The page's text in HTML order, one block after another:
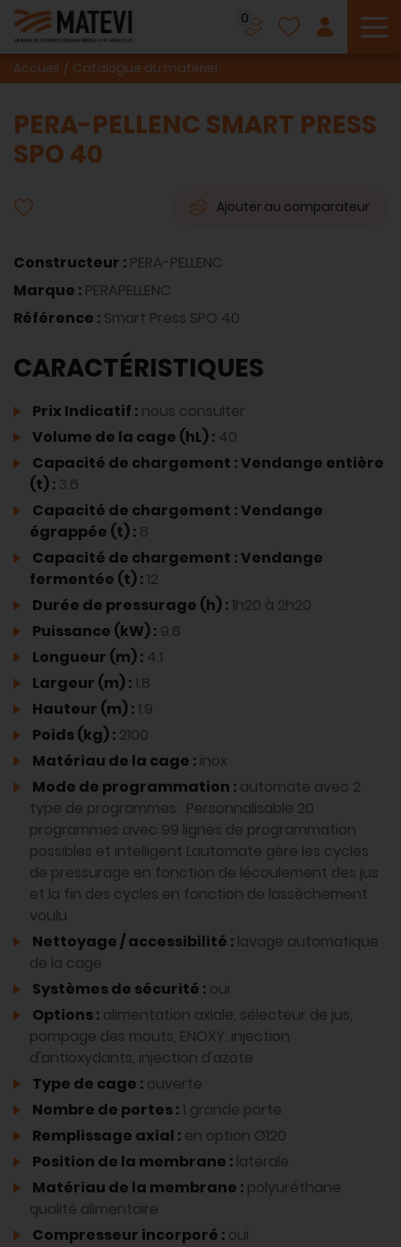
0
Accueil Catalogue du matériel
PERA-PELLENC SMART PRESS
SPO 40
Ajouter au comparateur
Constructeur : PERA-PELLENC
Marque : PERAPELLENC
Référence : Smart Press SPO 40
CARACTÉRISTIQUES
Prix Indicatif : nous consulter
Volume de la cage (hL) : 40
Capacité de chargement : Vendange entière
(t) : 3.6
Capacité de chargement : Vendange
égrappée (t) : 8
Capacité de chargement : Vendange
fermentée (t) :12
Durée de pressurage (h) :1h20 à 2h20
Puissance (kW) : 9.8
Longueur (m) : 4.1
Largeur (m) :1.8
Hauteur (m) :1.9
Poids (kg) : 2100
Matériau de la cage : inox
Mode de programmation : automate avec 2
type de programmes : Personnalisable 20
programmes avec 99 lignes de programmation
possibles et intelligent Lautomate gère les cycles
de pressurage en fonction de lécoulement des jus
et la fin des cycles en fonction de lassèchement
voulu
Nettoyage / accessibilité : lavage automatique
de la cage
Systèmes de sécurité : oui
Options : alimentation axiale, sélecteur de jus,
pompage des mouts, ENOXY: injection
d'antioxydants, injection d'azote
Type de cage : ouverte
Nombre de portes :1 grande porte
Remplissage axial : en option Ø120
Position de la membrane : latérale
Matériau de la membrane : polyuréthane
qualité alimentaire
Compresseur incorporé : oui